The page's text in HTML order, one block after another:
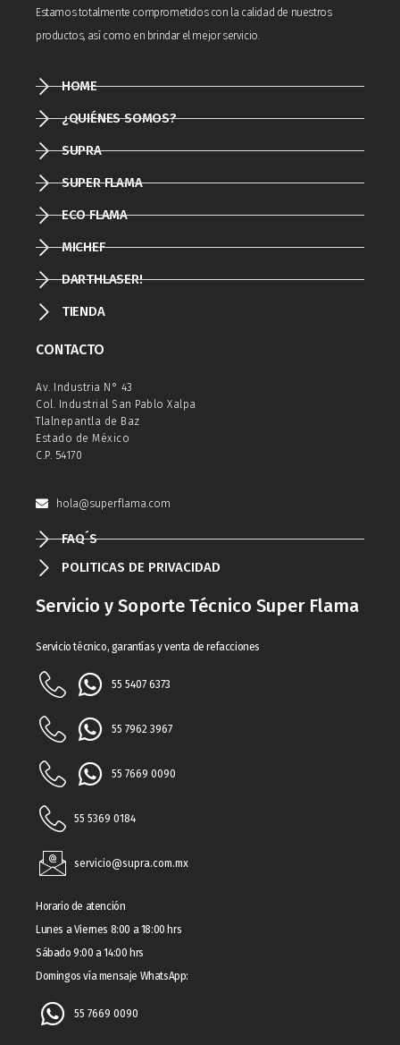
Estamos totalmente comprometidos con la calidad de nuestros
productos, así como en brindar el mejor servicio.
HOME
¿QUIÉNES SOMOS?
SUPRA
SUPER FLAMA
ECO FLAMA
MICHEF
DARTHLASER!
TIENDA
CONTACTO
Av. Industria N° 43
Col. Industrial San Pablo Xalpa
Tlalnepantla de Baz
Estado de México
C.P. 54170
hola@superflama.com
FAQ´S
POLITICAS DE PRIVACIDAD
Servicio y Soporte Técnico Super Flama
Servicio técnico, garantías y venta de refacciones
55 5407 6373
55 7962 3967​
55 7669 0090
55 5369 0184
servicio@supra.com.mx
Horario de atención
Lunes a Viernes 8:00 a 18:00 hrs
Sábado 9:00 a 14:00 hrs
Domingos vía mensaje WhatsApp:
55 7669 0090